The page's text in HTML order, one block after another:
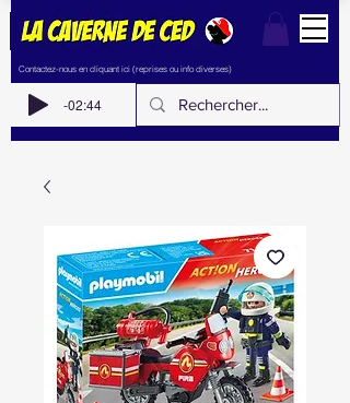
Contactez-nous en cliquant ici (reprises ou info diverses)
-02:44